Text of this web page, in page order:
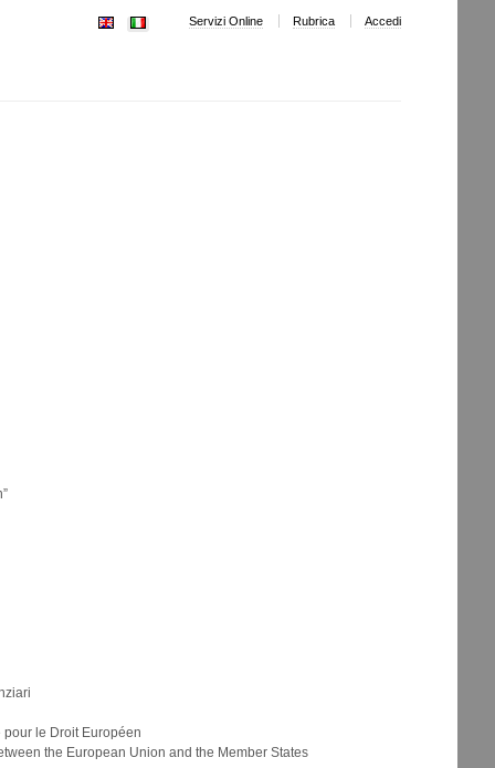
Servizi Online Rubrica Accedi
le Droit Européen
the European Union and the Member States